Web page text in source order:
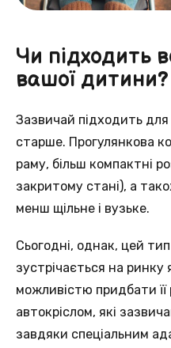
Чи підходить
вашої дитини?
Зазвичай підходить для
старше. Прогулянкова
раму, більш компактні
закритому стані), а
менш щільне і вузьке.
Сьогодні, однак, цей
зустрічається на
можливістю придбати
автокріслом, які
завдяки спеціальним